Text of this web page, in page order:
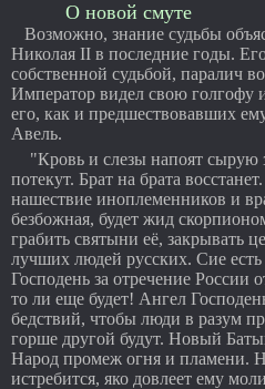
О новой смуте
Возможно, знание судьбы
Николая II в последние годы.
собственной судьбой, паралич
Император видел свою голгофу
его, как и предшествовавших
Авель.
"Кровь и слезы напоят сырую
потекут. Брат на брата
нашествие иноплеменников и
безбожная, будет жид
грабить святыни её, закрывать
лучших людей русских. Сие
Господень за отречение России
то ли еще будет! Ангел
бедствий, чтобы люди в разум
горше другой будут. Новый
Народ промеж огня и пламени.
истребится, яко довлеет ему